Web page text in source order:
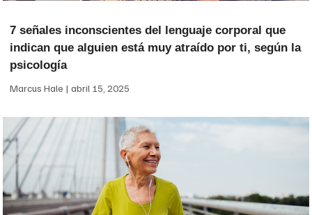
7 señales inconscientes del lenguaje corporal que
indican que alguien está muy atraído por ti, según la
psicología
Marcus Hale abril 15, 2025